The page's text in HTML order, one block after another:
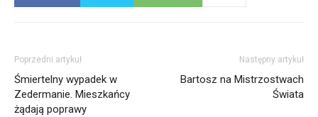
Poprzedni artykuł
Śmiertelny wypadek w
Zedermanie. Mieszkańcy
żądają poprawy
Następny artykuł
Bartosz na Mistrzostwach
Świata